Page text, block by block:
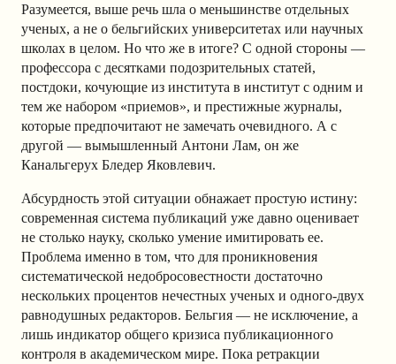
Разумеется, выше речь шла о меньшинстве отдельных
ученых, а не о бельгийских университетах или научных
школах в целом. Но что же в итоге? С одной стороны —
профессора с десятками подозрительных статей,
постдоки, кочующие из института в институт с одним и
тем же набором «приемов», и престижные журналы,
которые предпочитают не замечать очевидного. А с
другой — вымышленный Антони Лам, он же
Канальгерух Бледер Яковлевич.
Абсурдность этой ситуации обнажает простую истину:
современная система публикаций уже давно оценивает
не столько науку, сколько умение имитировать ее.
Проблема именно в том, что для проникновения
систематической недобросовестности достаточно
нескольких процентов нечестных ученых и одного-двух
равнодушных редакторов. Бельгия — не исключение, а
лишь индикатор общего кризиса публикационного
контроля в академическом мире. Пока ретракции